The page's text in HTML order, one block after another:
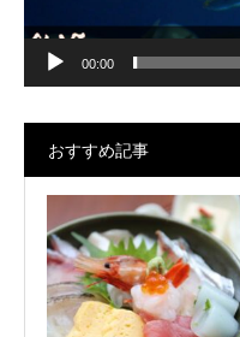
00:00
おすすめ記事